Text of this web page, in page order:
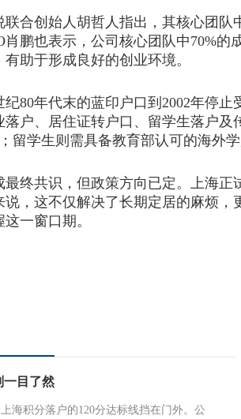
创始人胡哲人指出，其核心团队
鹏也表示，公司核心团队中70%
有助于形成良好的创业环境。
年代末的蓝印户口到2002年停止
户、居住证转户口、留学生落户
留学生则需具备教育部认可的海外
共识，但政策方向已定。上海正
，这不仅解决了长期定居的麻烦，
一窗口期。
一目了然
海积分落户的120分达标线挡在门外。公